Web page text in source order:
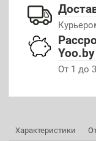
Yoo.by
От 1 до
Характеристики